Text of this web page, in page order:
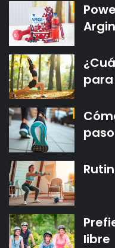
para
libre